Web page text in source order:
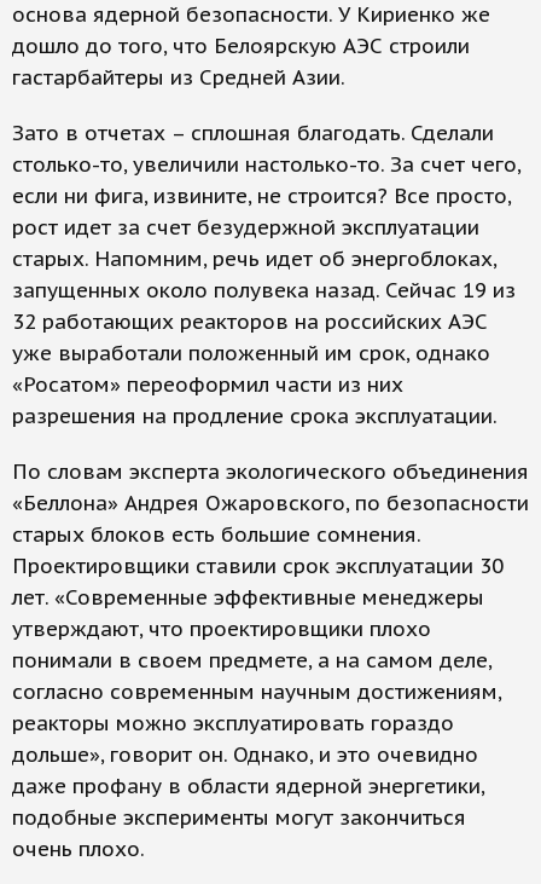
основа ядерной безопасности. У Кириенко же
дошло до того, что Белоярскую АЭС строили
гастарбайтеры из Средней Азии.
Зато в отчетах – сплошная благодать. Сделали
столько-то, увеличили настолько-то. За счет чего,
если ни фига, извините, не строится? Все просто,
рост идет за счет безудержной эксплуатации
старых. Напомним, речь идет об энергоблоках,
запущенных около полувека назад. Сейчас 19 из
32 работающих реакторов на российских АЭС
уже выработали положенный им срок, однако
«Росатом» переоформил части из них
разрешения на продление срока эксплуатации.
По словам эксперта экологического объединения
«Беллона» Андрея Ожаровского, по безопасности
старых блоков есть большие сомнения.
Проектировщики ставили срок эксплуатации 30
лет. «Современные эффективные менеджеры
утверждают, что проектировщики плохо
понимали в своем предмете, а на самом деле,
согласно современным научным достижениям,
реакторы можно эксплуатировать гораздо
дольше», говорит он. Однако, и это очевидно
даже профану в области ядерной энергетики,
подобные эксперименты могут закончиться
очень плохо.